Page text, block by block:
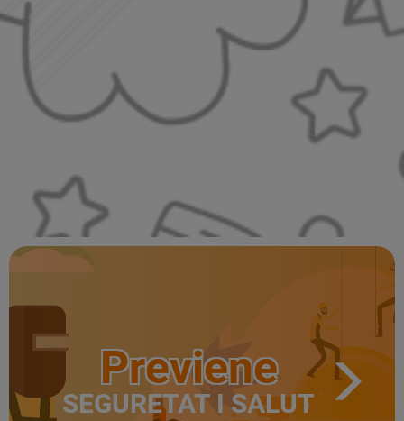
Previene
SEGURETAT I SALUT